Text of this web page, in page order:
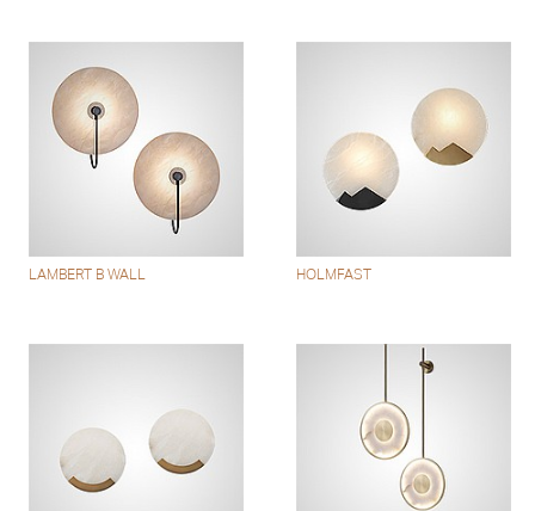
LAMBERT B WALL HOLMFAST